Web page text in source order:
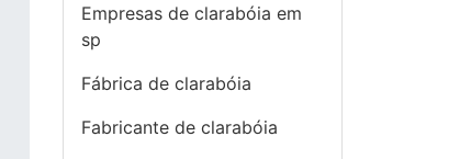
Empresas de clarabóia em
sp
Fábrica de clarabóia
Fabricante de clarabóia